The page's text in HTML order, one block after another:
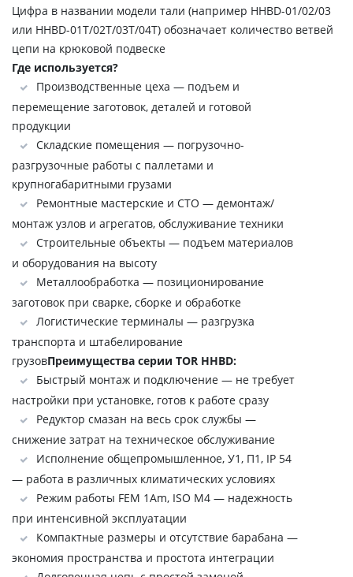
Цифра в названии модели тали (например HHBD-01/02/03
или HHBD-01T/02T/03T/04T) обозначает количество ветвей
цепи на крюковой подвеске
Где используется?
Производственные цеха — подъем и
перемещение заготовок, деталей и готовой
продукции
Складские помещения — погрузочно-
разгрузочные работы с паллетами и
крупногабаритными грузами
Ремонтные мастерские и СТО — демонтаж/
монтаж узлов и агрегатов, обслуживание техники
Строительные объекты — подъем материалов
и оборудования на высоту
Металлообработка — позиционирование
заготовок при сварке, сборке и обработке
Логистические терминалы — разгрузка
транспорта и штабелирование
грузовПреимущества серии TOR HHBD:
Быстрый монтаж и подключение — не требует
настройки при установке, готов к работе сразу
Редуктор смазан на весь срок службы —
снижение затрат на техническое обслуживание
Исполнение общепромышленное, У1, П1, IP 54
— работа в различных климатических условиях
Режим работы FEM 1Аm, ISO M4 — надежность
при интенсивной эксплуатации
Компактные размеры и отсутствие барабана —
экономия пространства и простота интеграции